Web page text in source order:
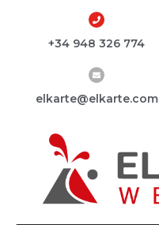
+34 948 326 774
elkarte@elkarte.com